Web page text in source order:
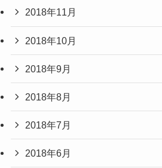
2018年11月
2018年10月
2018年9月
2018年8月
2018年7月
2018年6月